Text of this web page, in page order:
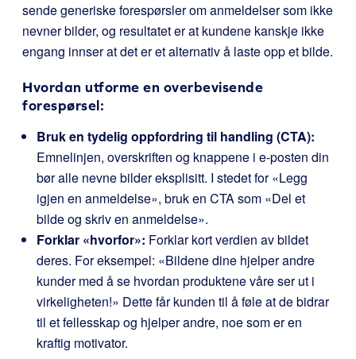
sende generiske forespørsler om anmeldelser som ikke
nevner bilder, og resultatet er at kundene kanskje ikke
engang innser at det er et alternativ å laste opp et bilde.
Hvordan utforme en overbevisende
forespørsel:
Bruk en tydelig oppfordring til handling (CTA):
Emnelinjen, overskriften og knappene i e-posten din
bør alle nevne bilder eksplisitt. I stedet for «Legg
igjen en anmeldelse», bruk en CTA som «Del et
bilde og skriv en anmeldelse».
Forklar «hvorfor»: Forklar kort verdien av bildet
deres. For eksempel: «Bildene dine hjelper andre
kunder med å se hvordan produktene våre ser ut i
virkeligheten!» Dette får kunden til å føle at de bidrar
til et fellesskap og hjelper andre, noe som er en
kraftig motivator.